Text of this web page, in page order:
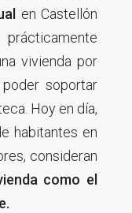
en Castellón
prácticamente
vivienda por
soportar
Hoy en día,
habitantes en
consideran
como el